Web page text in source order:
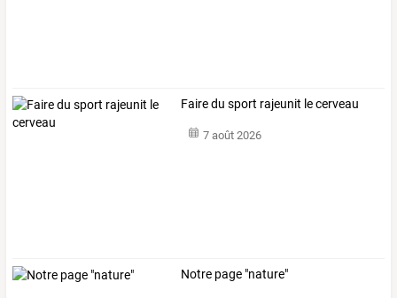
Faire du sport rajeunit le cerveau
7 août 2026
Notre page "nature"